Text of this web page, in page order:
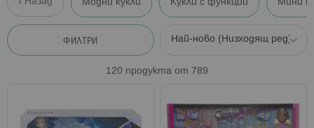
Модни кукли Кукли с функции Мини
ФИЛТРИ
120 продукта от 789